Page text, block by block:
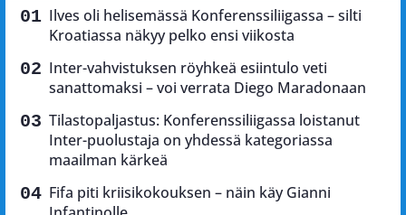
Ilves oli helisemässä Konferenssiliigassa – silti
Kroatiassa näkyy pelko ensi viikosta
Inter-vahvistuksen röyhkeä esiintulo veti
sanattomaksi – voi verrata Diego Maradonaan
Tilastopaljastus: Konferenssiliigassa loistanut
Inter-puolustaja on yhdessä kategoriassa
maailman kärkeä
Fifa piti kriisikokouksen – näin käy Gianni